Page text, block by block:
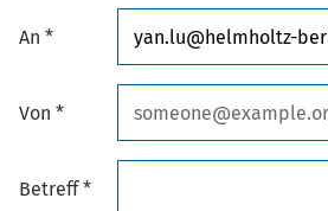
An *
Von *
Betreff *